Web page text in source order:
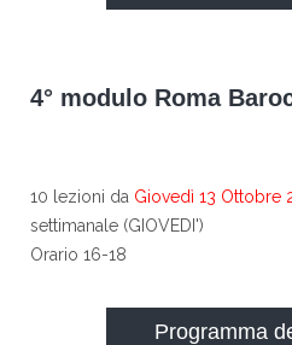
4° modulo Roma
10 lezioni da Giovedì 13 Ottobre
settimanale (GIOVEDI')
Orario 16-18
Programma